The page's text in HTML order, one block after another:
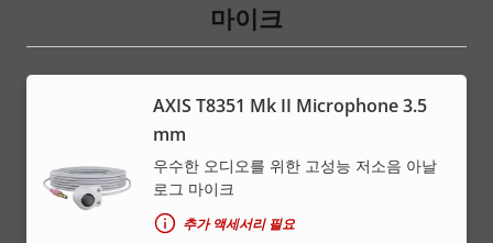
마이크
AXIS T8351 Mk II Microphone 3.5
mm
우수한 오디오를 위한 고성능 저소음 아날
로그 마이크
추가 액세서리 필요